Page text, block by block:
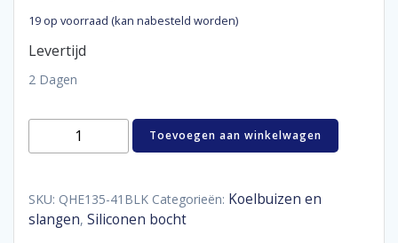
19 op voorraad (kan nabesteld worden)
Levertijd
2 Dagen
Siliconen
mm
aantal
Toevoegen aan winkelwagen
SKU: QHE135-41BLK Categorieën: Koelbuizen en
slangen, Siliconen bocht